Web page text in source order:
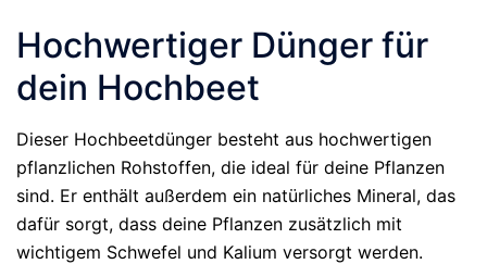
Hochwertiger Dünger für
dein Hochbeet
Dieser Hochbeetdünger besteht aus hochwertigen
pflanzlichen Rohstoffen, die ideal für deine Pflanzen
sind. Er enthält außerdem ein natürliches Mineral, das
dafür sorgt, dass deine Pflanzen zusätzlich mit
wichtigem Schwefel und Kalium versorgt werden.